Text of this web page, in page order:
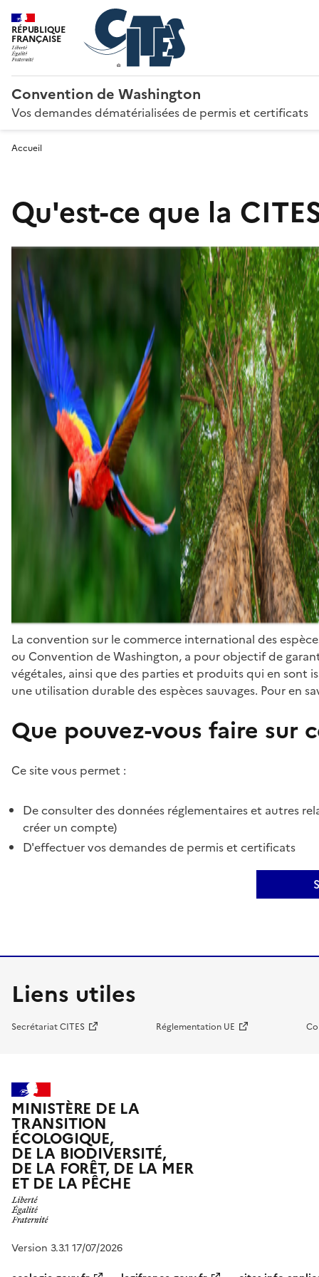
RÉPUBLIQUE
FRANÇAISE
Convention de Washington
Vos demandes dématérialisées de permis et certificats
Accueil
Qu'est-ce que la
La convention sur le commerce international des
ou Convention de Washington, a pour objectif de
végétales, ainsi que des parties et produits qui en sont
une utilisation durable des espèces sauvages. Pour en
Que pouvez-vous faire sur
Ce site vous permet :
De consulter des données réglementaires et autres
créer un compte)
D'effectuer vos demandes de permis et certificats
Liens utiles
Secrétariat CITES Réglementation UE
MINISTÈRE DE LA
TRANSITION
ÉCOLOGIQUE,
DE LA BIODIVERSITÉ,
DE LA FORÊT, DE LA MER
ET DE LA PÊCHE
Version 3.3.1 17/07/2026